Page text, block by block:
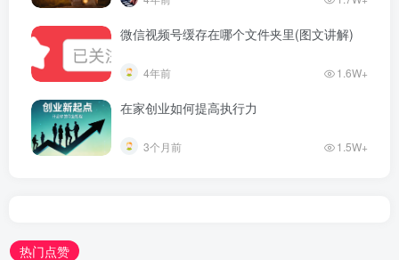
微信视频号缓存在哪个文件夹里(图文讲解)
4年前 1.6W+
在家创业如何提高执行力
3个月前 1.5W+
热门点赞